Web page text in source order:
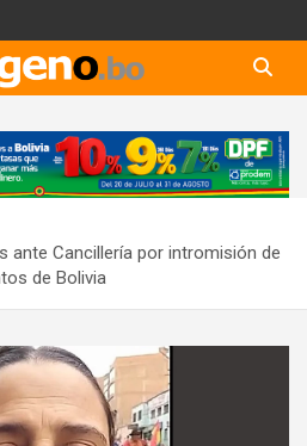
ante Cancillería por intromisión de
de Bolivia